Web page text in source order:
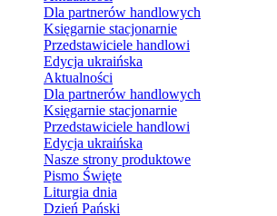
Dla partnerów handlowych
Księgarnie stacjonarnie
Przedstawiciele handlowi
Edycja ukraińska
Aktualności
Dla partnerów handlowych
Księgarnie stacjonarnie
Przedstawiciele handlowi
Edycja ukraińska
Nasze strony produktowe
Pismo Święte
Liturgia dnia
Dzień Pański